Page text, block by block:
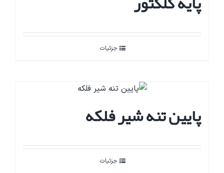
جزئیات
پایین تنه شیر فلکه
جزئیات